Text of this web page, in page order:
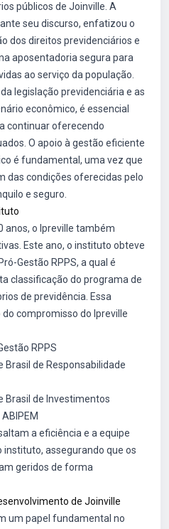
públicos de Joinville. A
seu discurso, enfatizou o
dos direitos previdenciários e
aposentadoria segura para
ao serviço da população.
legislação previdenciária e as
econômico, é essencial
continuar oferecendo
O apoio à gestão eficiente
é fundamental, uma vez que
das condições oferecidas pelo
e seguro.
anos, o Ipreville também
Este ano, o instituto obteve
Gestão RPPS, a qual é
classificação do programa de
de previdência. Essa
compromisso do Ipreville
RPPS
Brasil de Responsabilidade
Brasil de Investimentos
a eficiência e a equipe
assegurando que os
geridos de forma
de Joinville
um papel fundamental no